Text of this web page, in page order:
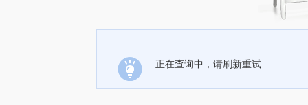
正在查询中，请刷新重试